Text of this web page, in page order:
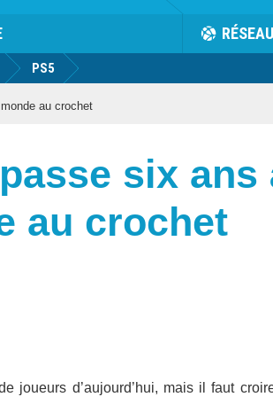
RÉSEAU
PS5
au crochet
six ans
au crochet
joueurs d’aujourd’hui, mais il faut